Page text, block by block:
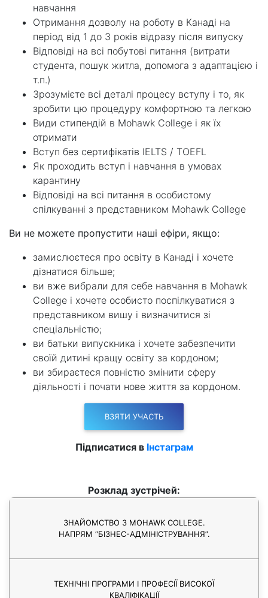
навчання
Отримання дозволу на роботу в Канаді на
період від 1 до 3 років відразу після випуску
Відповіді на всі побутові питання (витрати
студента, пошук житла, допомога з адаптацією і
т.п.)
Зрозумієте всі деталі процесу вступу і то, як
зробити цю процедуру комфортною та легкою
Види стипендій в Mohawk College і як їх
отримати
Вступ без сертифікатів IELTS / TOEFL
Як проходить вступ і навчання в умовах
карантину
Відповіді на всі питання в особистому
спілкуванні з представником Mohawk College
Ви не можете пропустити наші ефіри, якщо:
замислюєтеся про освіту в Канаді і хочете
дізнатися більше;
ви вже вибрали для себе навчання в Mohawk
College і хочете особисто поспілкуватися з
представником вишу і визначитися зі
спеціальністю;
ви батьки випускника і хочете забезпечити
своїй дитині кращу освіту за кордоном;
ви збираєтеся повністю змінити сферу
діяльності і почати нове життя за кордоном.
ВЗЯТИ УЧАСТЬ
Підписатися в Інстаграм
Розклад зустрічей:
ЗНАЙОМСТВО З MOHAWK COLLEGE.
НАПРЯМ “БІЗНЕС-АДМІНІСТРУВАННЯ”.
ТЕХНІЧНІ ПРОГРАМИ І ПРОФЕСІЇ ВИСОКОЇ
КВАЛІФІКАЦІЇ